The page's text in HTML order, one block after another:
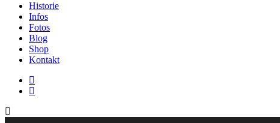
Historie
Infos
Fotos
Blog
Shop
Kontakt